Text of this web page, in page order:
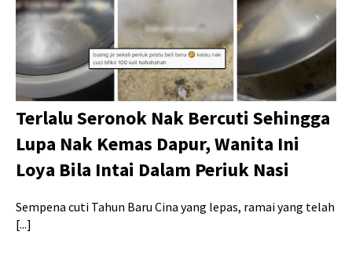
Terlalu Seronok Nak Bercuti Sehingga
Lupa Nak Kemas Dapur, Wanita Ini
Loya Bila Intai Dalam Periuk Nasi
Sempena cuti Tahun Baru Cina yang lepas, ramai yang telah
[...]